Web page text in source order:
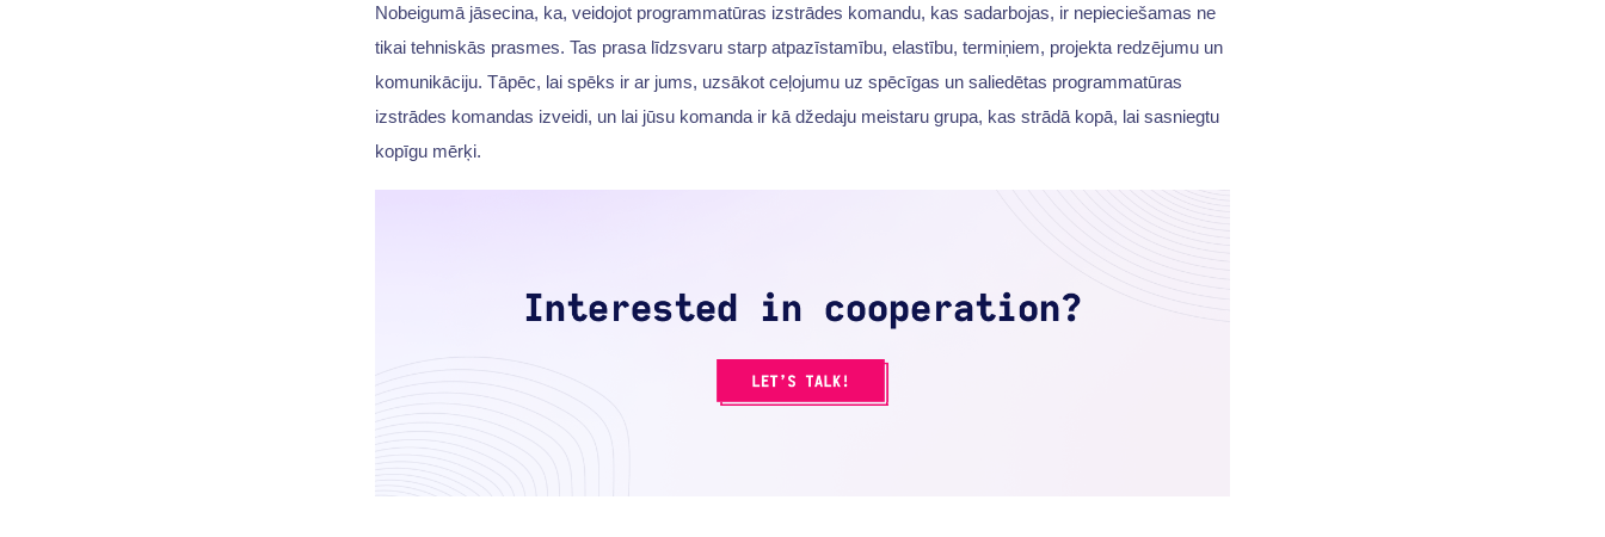
Nobeigumā jāsecina, ka, veidojot programmatūras izstrādes komandu, kas sadarbojas, ir nepieciešamas ne
tikai tehniskās prasmes. Tas prasa līdzsvaru starp atpazīstamību, elastību, termiņiem, projekta redzējumu un
komunikāciju. Tāpēc, lai spēks ir ar jums, uzsākot ceļojumu uz spēcīgas un saliedētas programmatūras
izstrādes komandas izveidi, un lai jūsu komanda ir kā džedaju meistaru grupa, kas strādā kopā, lai sasniegtu
kopīgu mērķi.